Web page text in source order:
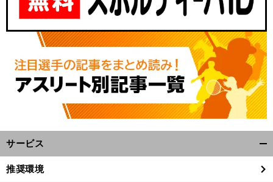
サービス
閉
推奨環境